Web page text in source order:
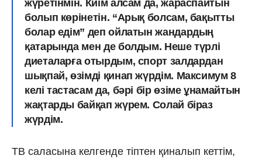
жүретінмін. Киім алсам да, жараспайтын
болып көрінетін. “Арық болсам, бақытты
болар едім” деп ойлатын жандардың
қатарында мен де болдым. Неше түрлі
диеталарға отырдым, спорт залдардан
шықпай, өзімді қинап жүрдім. Максимум 8
келі тастасам да, бәрі бір өзіме ұнамайтын
жақтарды байқап жүрем. Солай біраз
жүрдім.
ТВ саласына келгенде тіптен қиналып кеттім,